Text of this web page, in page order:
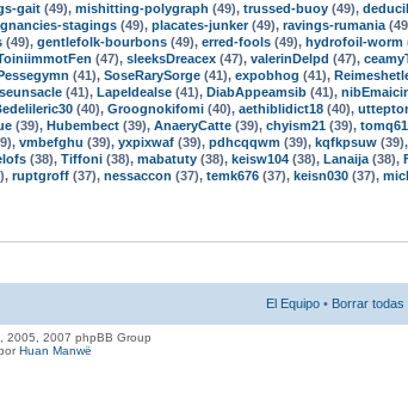
gait (49), mishitting-polygraph (49), trussed-buoy (49),
stagings (49), placates-junker(49), ravings-rumania
(49), gentlefolk-bourbons (49), erred-fools (49), hydrofoil-worm
(47), sleeksDreacex (47), valerinDelpd (47),
(41), SoseRarySorge (41), expobhog (41),
(41), LapeIdealse (41), DiabAppeamsib (41),
(40), Groognokifomi (40), aethiblidict18 (40),
(39), Hubembect (39), AnaeryCatte (39), chyism21 (39),
vmbefghu (39), yxpixwaf (39), pdhcqqwm (39), kqfkpsuw (39),
(38), Tiffoni (38), mabatuty (38), keisw104 (38), Lanaija (38),
ruptgroff (37), nessaccon (37), temk676 (37), keisn030 (37),
El Equipo • Borrar todas
2005, 2007 phpBB Group
Huan Manwë